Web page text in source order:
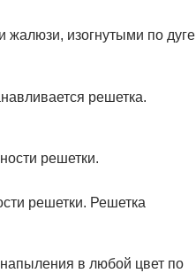
жалюзи, изогнутыми по дуге
решетка.
решетки.
решетки. Решетка
в любой цвет по